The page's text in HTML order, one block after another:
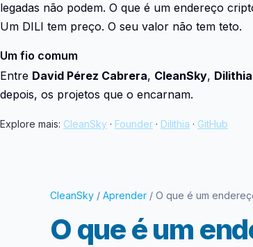
legadas não podem. O que é um endereço
Um DILI tem preço. O seu valor não tem teto.
Um fio comum
Entre David Pérez Cabrera, CleanSky, Dilithia
depois, os projetos que o encarnam.
Explore mais: CleanSky · Founder · Dilithia · GitHub
CleanSky / Aprender / O que é um
O que é um